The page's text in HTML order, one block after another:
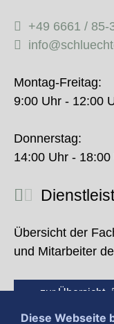
+49 6661 / 85-
Montag-Freitag:
9:00 Uhr - 12:00
Donnerstag:
14:00 Uhr - 18:00
Übersicht der
und Mitarbeiter
zur Übersicht
Diese Webseite